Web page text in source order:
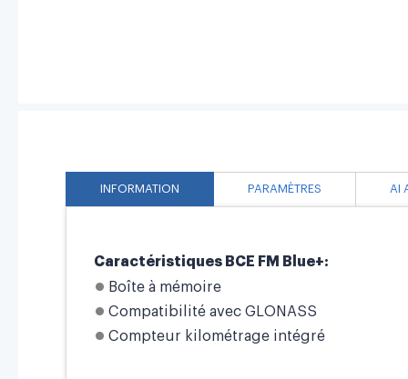
INFORMATION PARAMÈTRES AI
Caractéristiques BCE FM Blue+:
Boîte à mémoire
Compatibilité avec GLONASS
Compteur kilométrage intégré